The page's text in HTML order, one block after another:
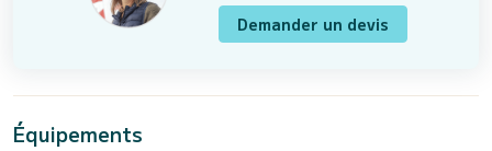
Demander un devis
Équipements